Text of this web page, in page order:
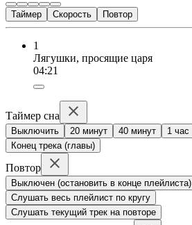
Таймер Скорость Повтор
1
Лягушки, просящие царя
04:21
Таймер сна
Выключить 20 минут 40 минут 1 час
Конец трека (главы)
Повтор
Выключен (остановить в конце плейлиста)
Слушать весь плейлист по кругу
Слушать текущий трек на повторе